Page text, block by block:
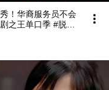
！华裔服务员不会
之王单口季 #脱口